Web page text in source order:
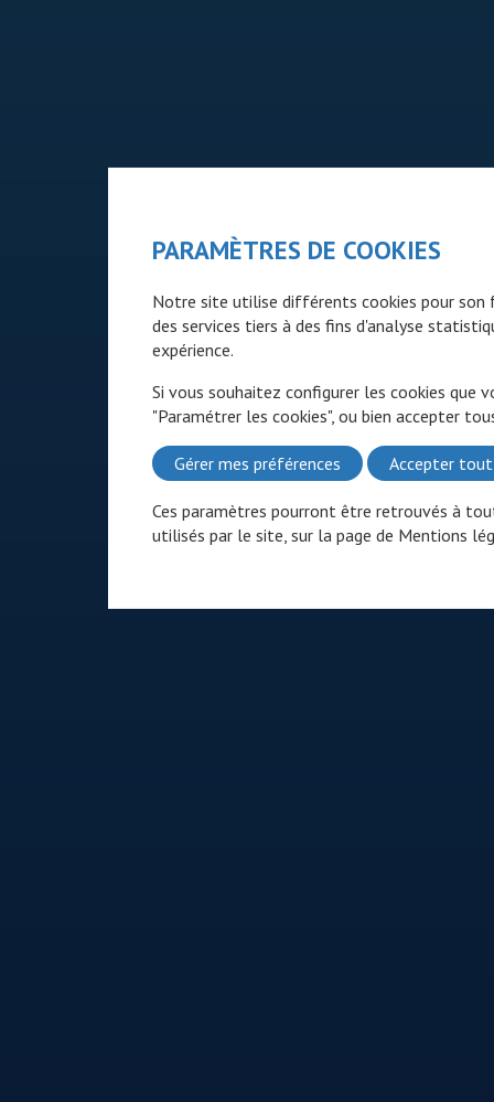
PARAMÈTRES DE COOKIES
Notre site utilise différents cookies pour son
des services tiers à des fins d'analyse
expérience.
Si vous souhaitez configurer les cookies que
"Paramétrer les cookies", ou bien accepter
Gérer mes préférences Accepter tout
Ces paramètres pourront être retrouvés à
utilisés par le site, sur la page de Mentions